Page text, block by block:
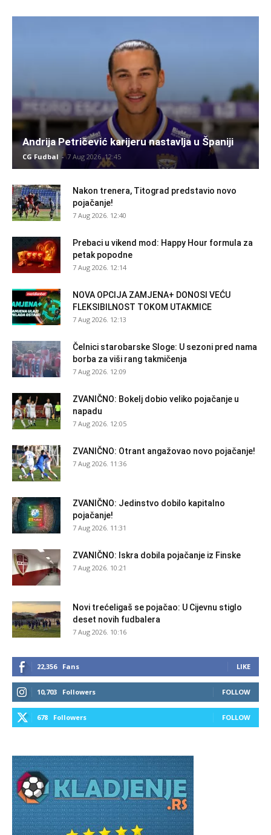
Andrija Petričević karijeru nastavlja u Španiji
CG Fudbal - 7 Aug 2026. 12:45
Nakon trenera, Titograd predstavio novo
pojačanje!
7 Aug 2026. 12:40
Prebaci u vikend mod: Happy Hour formula za
petak popodne
7 Aug 2026. 12:14
NOVA OPCIJA ZAMJENA+ DONOSI VEĆU
FLEKSIBILNOST TOKOM UTAKMICE
7 Aug 2026. 12:13
Čelnici starobarske Sloge: U sezoni pred nama
borba za viši rang takmičenja
7 Aug 2026. 12:09
ZVANIČNO: Bokelj dobio veliko pojačanje u
napadu
7 Aug 2026. 12:05
ZVANIČNO: Otrant angažovao novo pojačanje!
7 Aug 2026. 11:36
ZVANIČNO: Jedinstvo dobilo kapitalno
pojačanje!
7 Aug 2026. 11:31
ZVANIČNO: Iskra dobila pojačanje iz Finske
7 Aug 2026. 10:21
Novi trećeligaš se pojačao: U Cijevnu stiglo
deset novih fudbalera
7 Aug 2026. 10:16
22,356 Fans LIKE
10,703 Followers FOLLOW
678 Followers FOLLOW